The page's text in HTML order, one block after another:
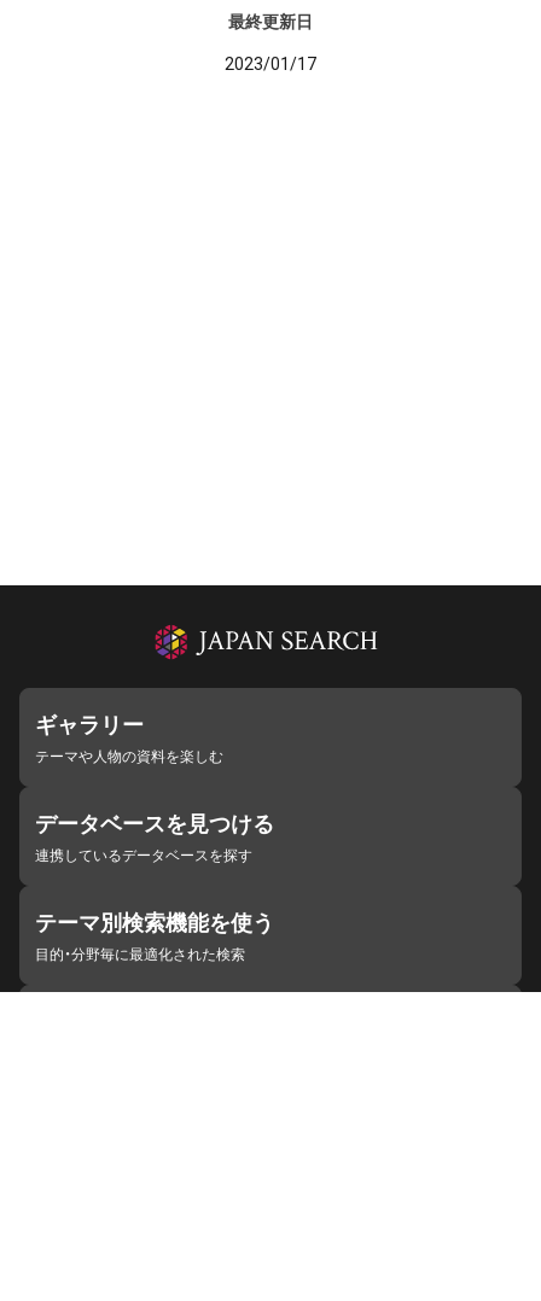
最終更新日
2023/01/17
ギャラリー
テーマや人物の資料を楽しむ
データベースを見つける
連携しているデータベースを探す
テーマ別検索機能を使う
目的・分野毎に最適化された検索